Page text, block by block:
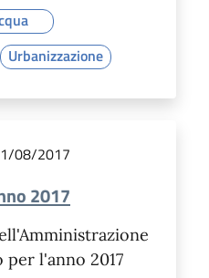
Urbanizzazione
08/2017
2017
l'anno 2017